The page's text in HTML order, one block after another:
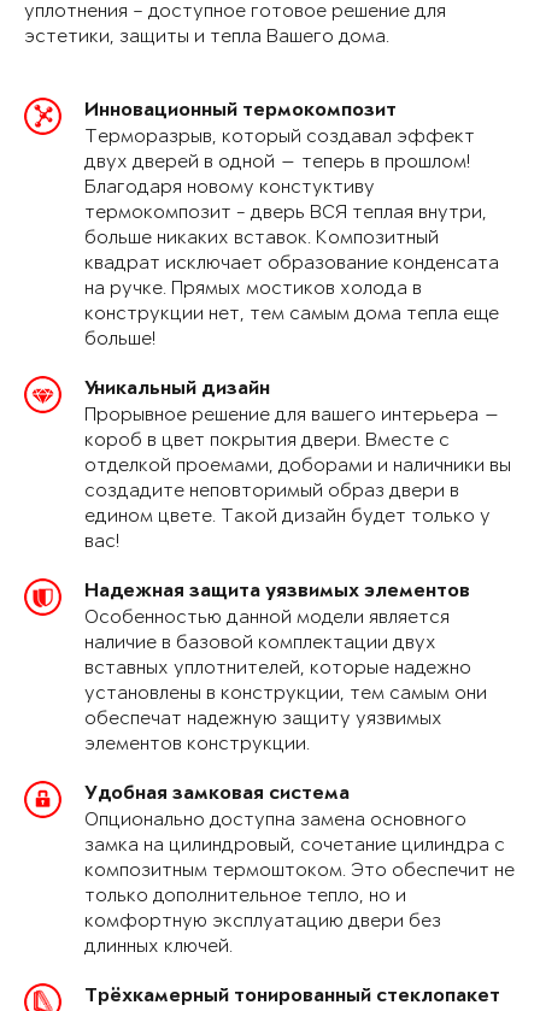
уплотнения – доступное готовое решение для
эстетики, защиты и тепла Вашего дома.
Инновационный термокомпозит
Терморазрыв, который создавал эффект
двух дверей в одной — теперь в прошлом!
Благодаря новому констуктиву
термокомпозит - дверь ВСЯ теплая внутри,
больше никаких вставок. Композитный
квадрат исключает образование конденсата
на ручке. Прямых мостиков холода в
конструкции нет, тем самым дома тепла еще
больше!
Уникальный дизайн
Прорывное решение для вашего интерьера —
короб в цвет покрытия двери. Вместе с
отделкой проемами, доборами и наличники вы
создадите неповторимый образ двери в
едином цвете. Такой дизайн будет только у
вас!
Надежная защита уязвимых элементов
Особенностью данной модели является
наличие в базовой комплектации двух
вставных уплотнителей, которые надежно
установлены в конструкции, тем самым они
обеспечат надежную защиту уязвимых
элементов конструкции.
Удобная замковая система
Опционально доступна замена основного
замка на цилиндровый, сочетание цилиндра с
композитным термоштоком. Это обеспечит не
только дополнительное тепло, но и
комфортную эксплуатацию двери без
длинных ключей.
Трёхкамерный тонированный стеклопакет